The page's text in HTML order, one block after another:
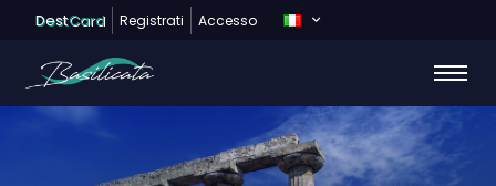
DestCard Registrati Accesso